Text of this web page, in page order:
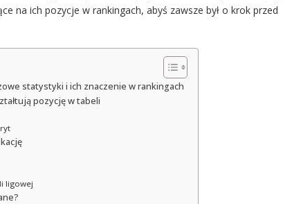
na ich pozycje w rankingach, abyś zawsze był o krok przed
statystyki i ich znaczenie w rankingach
pozycję w tabeli
ligowej